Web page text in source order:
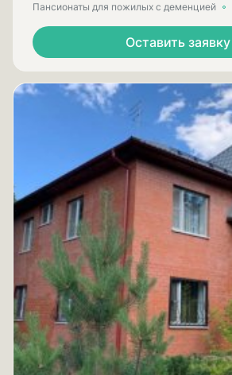
Пансионаты для пожилых с деменцией
Оставить заявку